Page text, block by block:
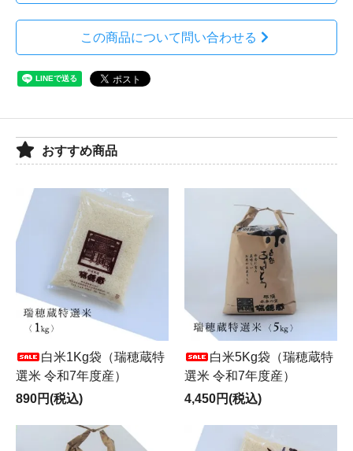
この商品について問い合わせる
おすすめ商品
白米1Kg袋（瑞穂蔵特
選米 令和7年度産）
890円(税込)
白米5Kg袋（瑞穂蔵特
選米 令和7年度産）
4,450円(税込)